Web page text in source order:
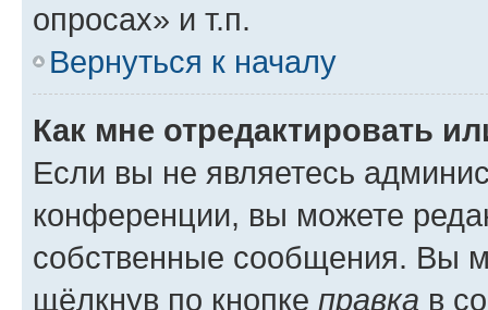
опросах» и т.п.
Вернуться к началу
Как мне отредактировать
Если вы не являетесь
конференции, вы можете
собственные сообщения. Вы
щёлкнув по кнопке правка в